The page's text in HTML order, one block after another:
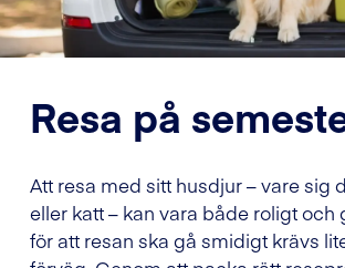
Resa på
Att resa med sitt husdjur – vare sig
eller katt – kan vara både roligt och
för att resan ska gå smidigt krävs